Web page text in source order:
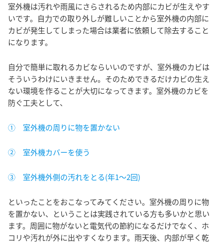
室外機は汚れや雨風にさらされるため内部にカビが生えやす
いです。自力での取り外しが難しいことから室外機の内部に
カビが発生してしまった場合は業者に依頼して除去すること
になります。
自分で簡単に取れるカビならいいのですが、室外機のカビは
そういうわけにいきません。そのためできるだけカビの生え
ない環境を作ることが大切になってきます。室外機のカビを
防ぐ工夫として、
① 室外機の周りに物を置かない
② 室外機カバーを使う
③ 室外機外側の汚れをとる(年1～2回)
といったことをおこなってみてください。室外機の周りに物
を置かない、ということは実践されている方も多いかと思い
ます。周囲に物がないと電気代の節約になるだけでなく、ホ
コリや汚れが外に出やすくなります。雨天後、内部が早く乾